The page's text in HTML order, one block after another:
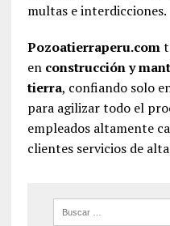
multas e interdicciones.
Pozoatierraperu.com
en construcción y
tierra, confiando solo
para agilizar todo el
empleados altamente
clientes servicios de